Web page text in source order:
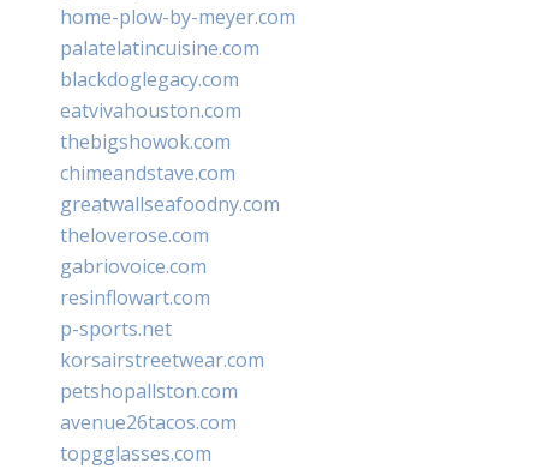
home-plow-by-meyer.com
palatelatincuisine.com
blackdoglegacy.com
eatvivahouston.com
thebigshowok.com
chimeandstave.com
greatwallseafoodny.com
theloverose.com
gabriovoice.com
resinflowart.com
p-sports.net
korsairstreetwear.com
petshopallston.com
avenue26tacos.com
topgglasses.com